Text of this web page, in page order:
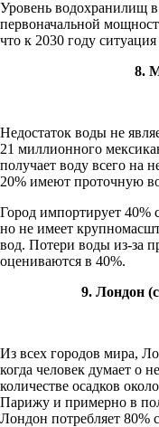
Уровень водохранилищ в
первоначальной
что к 2030 году
8.
Недостаток воды не
21 миллионного
получает воду всего на
20% имеют проточную
Город импортирует 40%
но не имеет
вод. Потери воды из-за
оцениваются в 40%.
9. Лондон
Из всех городов мира,
когда человек думает о
количестве осадков
Парижу и примерно в
Лондон потребляет 80%